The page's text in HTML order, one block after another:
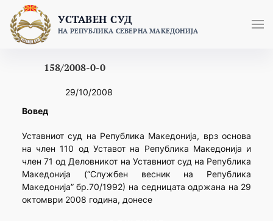
content
УСТАВЕН СУД
НА РЕПУБЛИКА СЕВЕРНА МАКЕДОНИЈА
158/2008-0-0
29/10/2008
Вовед
Уставниот суд на Република Македонија, врз основа
на член 110 од Уставот на Република Македонија и
член 71 од Деловникот на Уставниот суд на Република
Македонија (“Службен весник на Република
Македонија” бр.70/1992) на седницата одржана на 29
октомври 2008 година, донесе